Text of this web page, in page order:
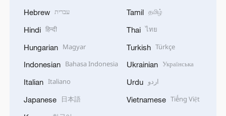
Hebrew עברית
Hindi हिन्दी
Hungarian Magyar
Indonesian Bahasa Indonesia
Italian Italiano
Japanese 日本語
Tamil தமிழ்
Thai ไทย
Turkish Türkçe
Ukrainian Українська
Urdu اردو
Vietnamese Tiếng Việt